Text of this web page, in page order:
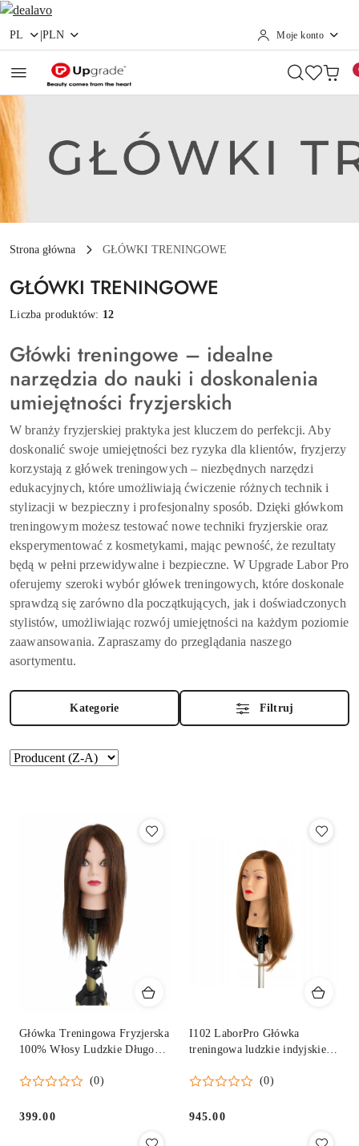
Przejdź do treści głównej
Przejdź do wyszukiwarki
Przejdź do moje konto
Przejdź do menu głównego
Przejdź do stopki
PL |PLN Moje konto
Strona główna GŁÓWKI TRENINGOWE
GŁÓWKI TRENINGOWE
Liczba produktów: 12
Główki treningowe – idealne
narzędzia do nauki i doskonalenia
umiejętności fryzjerskich
W branży fryzjerskiej praktyka jest kluczem do perfekcji. Aby
doskonalić swoje umiejętności bez ryzyka dla klientów, fryzjerzy
korzystają z główek treningowych – niezbędnych narzędzi
edukacyjnych, które umożliwiają ćwiczenie różnych technik i
stylizacji w bezpieczny i profesjonalny sposób. Dzięki główkom
treningowym możesz testować nowe techniki fryzjerskie oraz
eksperymentować z kosmetykami, mając pewność, że rezultaty
będą w pełni przewidywalne i bezpieczne. W Upgrade Labor Pro
oferujemy szeroki wybór główek treningowych, które doskonale
sprawdzą się zarówno dla początkujących, jak i doświadczonych
stylistów, umożliwiając rozwój umiejętności na każdym poziomie
zaawansowania. Zapraszamy do przeglądania naszego
asortymentu.
Kategorie Filtruj
Zastosowano
Sortuj
Główka Treningowa Fryzjerska
100% Włosy Ludzkie Długość
(0)
Cena:
399.00
I102 LaborPro Główka
treningowa ludzkie indyjskie
(0)
Cena:
945.00